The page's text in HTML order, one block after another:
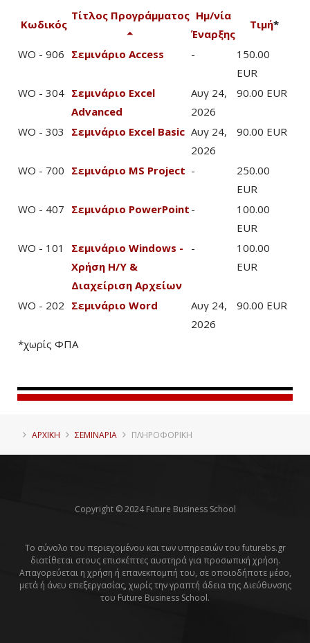
Κωδικός
Τίτλος Προγράμματος Ημ/νία
Έναρξης
Τιμή*
WO - 906 Σεμινάριο Access -
150.00
EUR
WO - 304 Σεμινάριο Excel
Advanced
Αυγ 24,
2026
90.00 EUR
WO - 303 Σεμινάριο Excel Basic Αυγ 24,
2026
90.00 EUR
WO - 700 Σεμινάριο MS Project -
250.00
EUR
WO - 407 Σεμινάριο PowerPoint -
100.00
EUR
WO - 101
Σεμινάριο Windows -
Χρήση Η/Υ &
Διαχείριση Αρχείων
-
100.00
EUR
WO - 202 Σεμινάριο Word
Αυγ 24,
2026
90.00 EUR
*χωρίς ΦΠΑ
ΑΡΧΙΚΗ ΣΕΜΙΝΑΡΙΑ ΠΛΗΡΟΦΟΡΙΚΉ
Copyright © 2024 Future Business School
Το σύνολο του περιεχομένου και των υπηρεσιών του futurebs.gr
διατίθεται στους επισκέπτες αυστηρά για προσωπική χρήση.
Απαγορεύεται η χρήση ή επανεκπομπή του, σε οποιοδήποτε μέσο,
μετά ή άνευ επεξεργασίας, χωρίς την γραπτή άδεια της Διεύθυνσης
του Future Business School.